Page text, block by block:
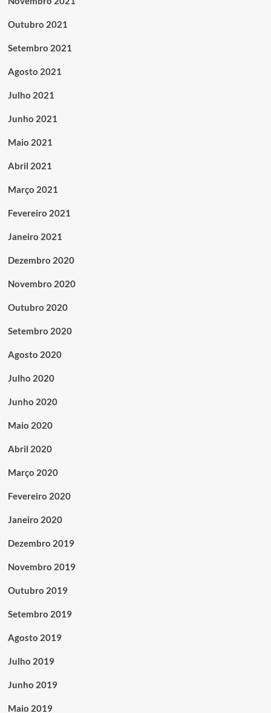
Outubro 2021
Setembro 2021
Agosto 2021
Julho 2021
Junho 2021
Maio 2021
Abril 2021
Março 2021
Fevereiro 2021
Janeiro 2021
Dezembro 2020
Novembro 2020
Outubro 2020
Setembro 2020
Agosto 2020
Julho 2020
Junho 2020
Maio 2020
Abril 2020
Março 2020
Fevereiro 2020
Janeiro 2020
Dezembro 2019
Novembro 2019
Outubro 2019
Setembro 2019
Agosto 2019
Julho 2019
Junho 2019
Maio 2019